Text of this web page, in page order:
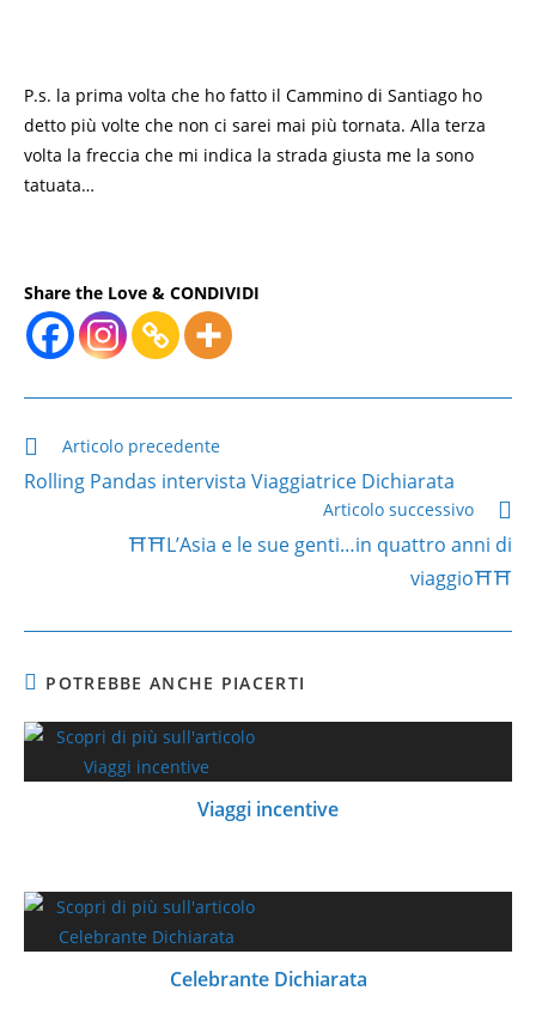
P.s. la prima volta che ho fatto il Cammino di Santiago ho
detto più volte che non ci sarei mai più tornata. Alla terza
volta la freccia che mi indica la strada giusta me la sono
tatuata…
Share the Love & CONDIVIDI
Leggi
altri
articoli
Articolo precedente
Rolling Pandas intervista Viaggiatrice Dichiarata
Articolo successivo
⛩⛩L’Asia e le sue genti…in quattro anni di
viaggio⛩⛩
POTREBBE ANCHE PIACERTI
Viaggi incentive
Celebrante Dichiarata